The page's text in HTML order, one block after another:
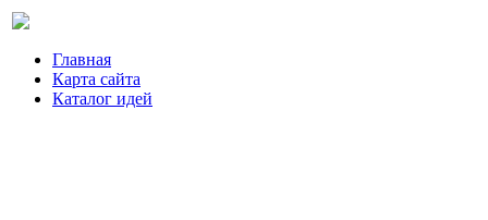
Главная
Карта сайта
Каталог идей